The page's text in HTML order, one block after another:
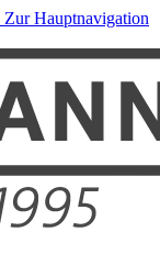
Zur Hauptnavigation